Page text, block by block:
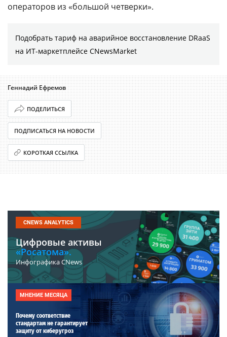
операторов из «большой четверки».
Подобрать тариф на аварийное восстановление DRaaS
на ИТ-маркетплейсе CNewsMarket
Геннадий Ефремов
ПОДЕЛИТЬСЯ
ПОДПИСАТЬСЯ НА НОВОСТИ
КОРОТКАЯ ССЫЛКА
CNEWS ANALYTICS
Цифровые активы
«Росатома».
Инфографика CNews
МНЕНИЕ МЕСЯЦА
Почему соответствие
стандартам не гарантирует
защиту от киберугроз